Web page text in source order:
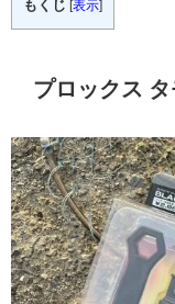
もくじ 表示
プロックス